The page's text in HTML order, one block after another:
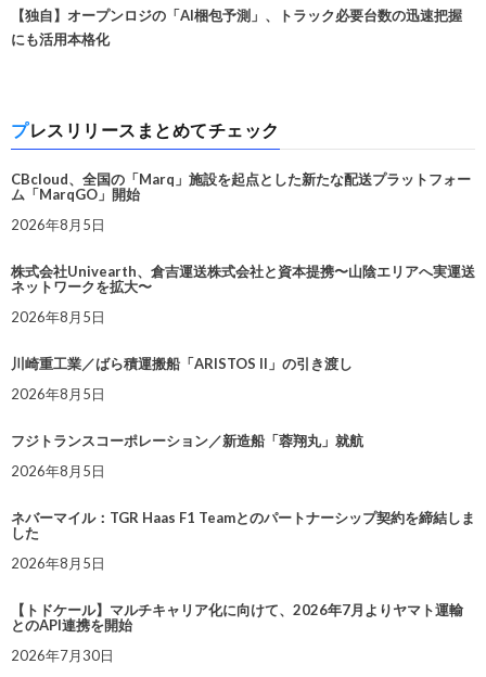
【独自】オープンロジの「AI梱包予測」、トラック必要台数の迅速把握
にも活用本格化
プレスリリースまとめてチェック
CBcloud、全国の「Marq」施設を起点とした新たな配送プラットフォー
ム「MarqGO」開始
2026年8月5日
株式会社Univearth、倉吉運送株式会社と資本提携〜山陰エリアへ実運送
ネットワークを拡大〜
2026年8月5日
川崎重工業／ばら積運搬船「ARISTOS II」の引き渡し
2026年8月5日
フジトランスコーポレーション／新造船「蓉翔丸」就航
2026年8月5日
ネバーマイル：TGR Haas F1 Teamとのパートナーシップ契約を締結しま
した
2026年8月5日
【トドケール】マルチキャリア化に向けて、2026年7月よりヤマト運輸
とのAPI連携を開始
2026年7月30日